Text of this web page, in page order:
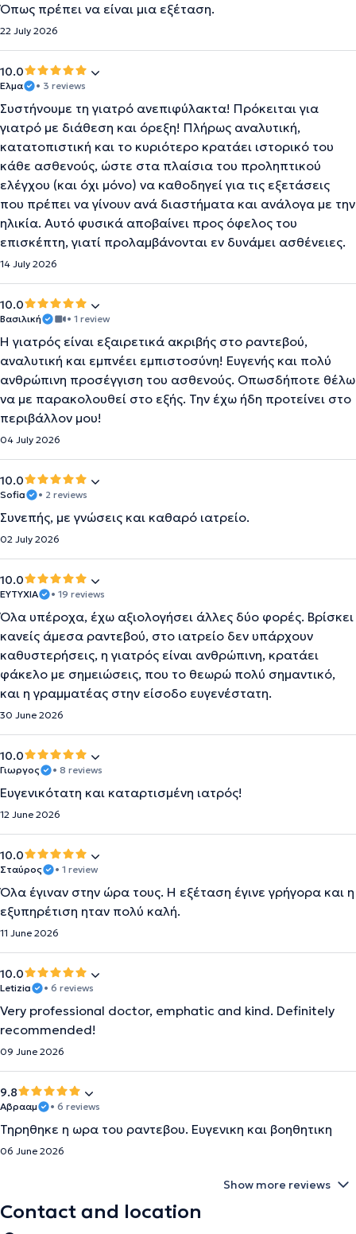
Όπως πρέπει να είναι μια εξέταση.
22 July 2026
10.0
Έλμα • 3 reviews
Συστήνουμε τη γιατρό ανεπιφύλακτα! Πρόκειται για
γιατρό με διάθεση και όρεξη! Πλήρως αναλυτική,
κατατοπιστική και το κυριότερο κρατάει ιστορικό του
κάθε ασθενούς, ώστε στα πλαίσια του προληπτικού
ελέγχου (και όχι μόνο) να καθοδηγεί για τις εξετάσεις
που πρέπει να γίνουν ανά διαστήματα και ανάλογα με την
ηλικία. Αυτό φυσικά αποβαίνει προς όφελος του
επισκέπτη, γιατί προλαμβάνονται εν δυνάμει ασθένειες.
14 July 2026
10.0
Βασιλική • 1 review
Η γιατρός είναι εξαιρετικά ακριβής στο ραντεβού,
αναλυτική και εμπνέει εμπιστοσύνη! Ευγενής και πολύ
ανθρώπινη προσέγγιση του ασθενούς. Οπωσδήποτε θέλω
να με παρακολουθεί στο εξής. Την έχω ήδη προτείνει στο
περιβάλλον μου!
04 July 2026
10.0
Sofia • 2 reviews
Συνεπής, με γνώσεις και καθαρό ιατρείο.
02 July 2026
10.0
ΕΥΤΥΧΙΑ • 19 reviews
Όλα υπέροχα, έχω αξιολογήσει άλλες δύο φορές. Βρίσκει
κανείς άμεσα ραντεβού, στο ιατρείο δεν υπάρχουν
καθυστερήσεις, η γιατρός είναι ανθρώπινη, κρατάει
φάκελο με σημειώσεις, που το θεωρώ πολύ σημαντικό,
και η γραμματέας στην είσοδο ευγενέστατη.
30 June 2026
10.0
Γιωργος • 8 reviews
Ευγενικότατη και καταρτισμένη ιατρός!
12 June 2026
10.0
Σταύρος • 1 review
Όλα έγιναν στην ώρα τους. Η εξέταση έγινε γρήγορα και η
εξυπηρέτιση ηταν πολύ καλή.
11 June 2026
10.0
Letizia • 6 reviews
Very professional doctor, emphatic and kind. Definitely
recommended!
09 June 2026
9.8
Αβρααμ • 6 reviews
Τηρηθηκε η ωρα του ραντεβου. Ευγενικη και βοηθητικη
06 June 2026
Show more reviews
Contact and location